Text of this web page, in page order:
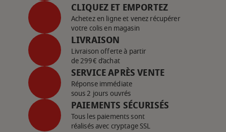
CLIQUEZ ET EMPORTEZ
Achetez en ligne et venez récupérer
votre colis en magasin
LIVRAISON
Livraison offerte à partir
de 299€ d’achat
SERVICE APRÈS VENTE
Réponse immédiate
sous 2 jours ouvrés
PAIEMENTS SÉCURISÉS
Tous les paiements sont
réalisés avec cryptage SSL